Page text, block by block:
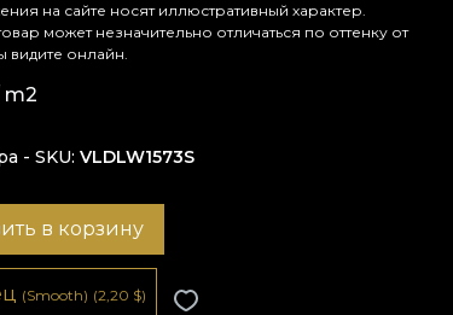
на сайте носят иллюстративный характер.
может незначительно отличаться по оттенку от
видите онлайн.
m2
- SKU VLDLW1573S
в корзину
(Smooth) (2,20 $)